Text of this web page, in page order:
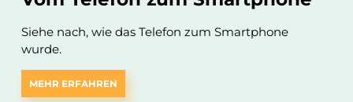
Siehe nach, wie das Telefon zum Smartphone
wurde.
MEHR ERFAHREN